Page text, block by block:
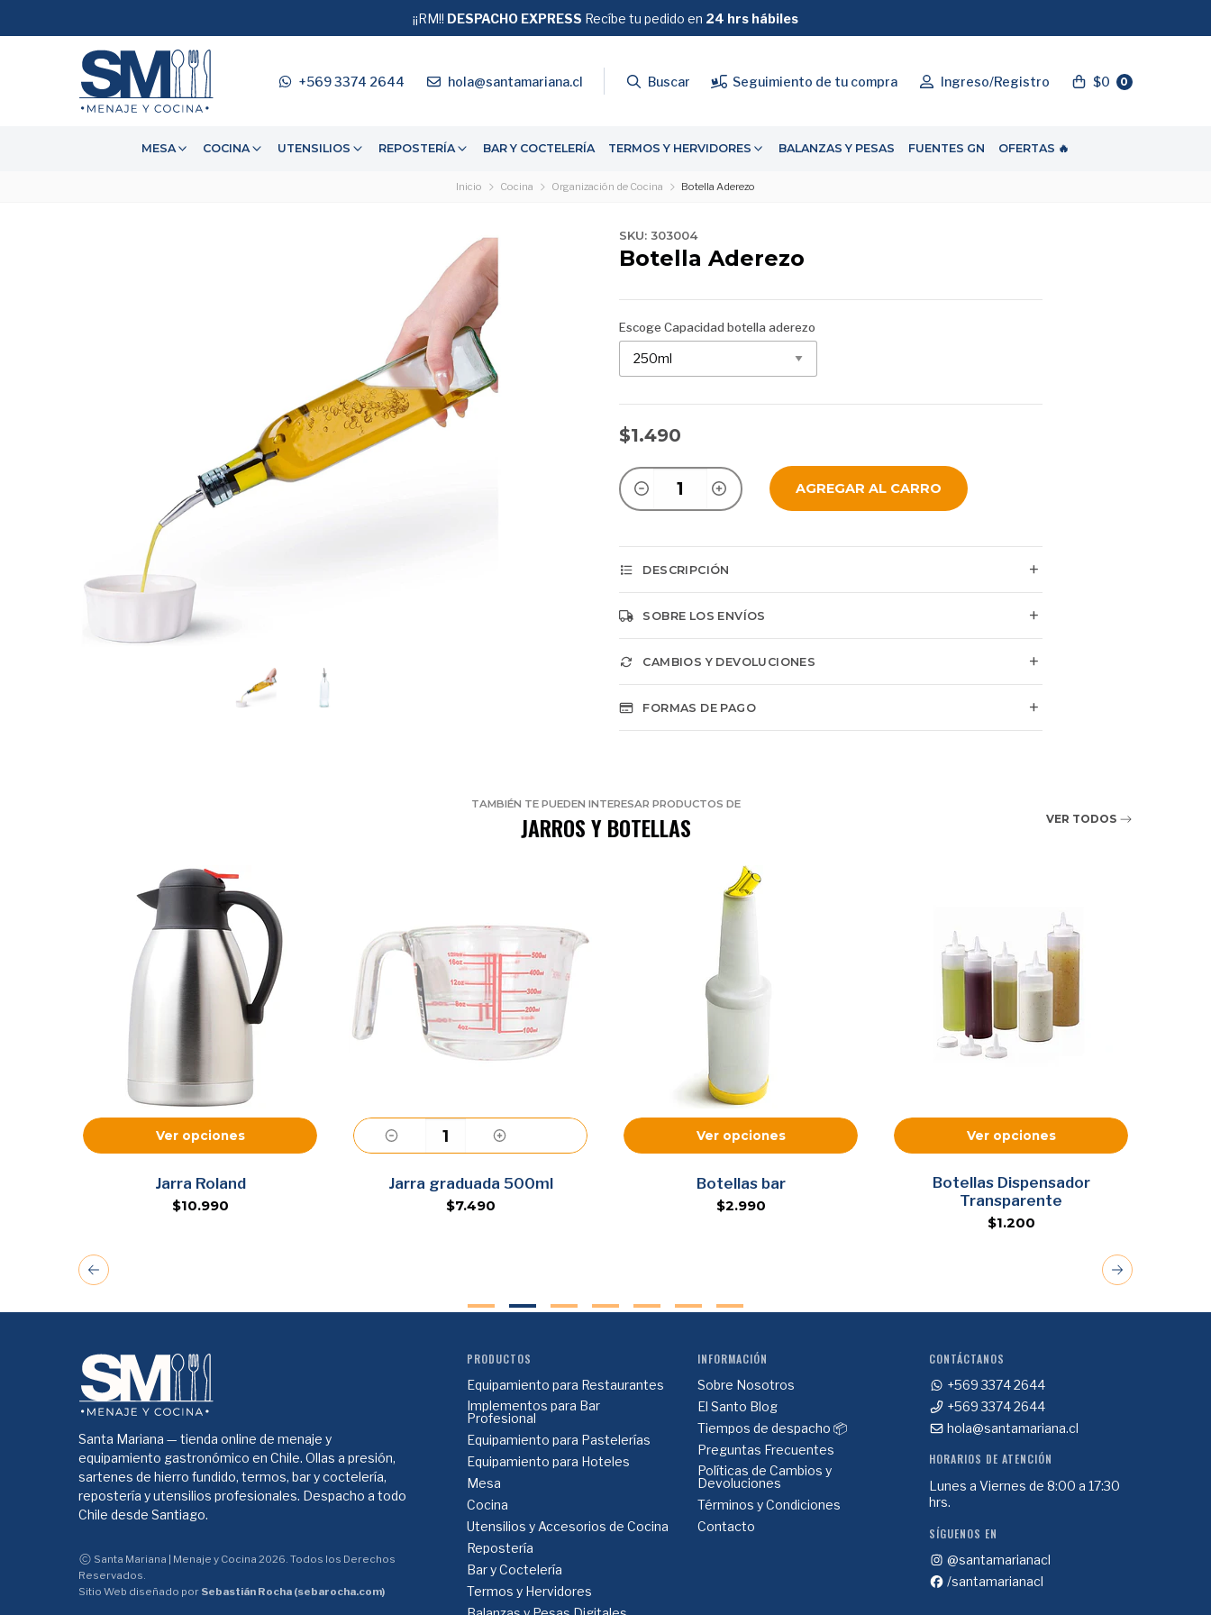
+569 3374 2644 hola@santamariana.cl Buscar Seguimiento de tu compra Ingreso/Registro $0 0
MESA COCINA UTENSILIOS REPOSTERÍA BAR Y COCTELERÍA TERMOS Y HERVIDORES BALANZAS Y PESAS FUENTES GN OFERTAS 🔥
GRATIS SOBRE $39.990
¡¡RM!! DESPACHO EXPRESS Recíbe tu pedido en 24 hrs hábiles
Inicio Cocina Organización de Cocina Botella Aderezo
SKU: 303004
Botella Aderezo
Escoge Capacidad botella aderezo
$1.490
AGREGAR AL CARRO
DESCRIPCIÓN
SOBRE LOS ENVÍOS
CAMBIOS Y DEVOLUCIONES
FORMAS DE PAGO
TAMBIÉN TE PUEDEN INTERESAR PRODUCTOS DE
JARROS Y BOTELLAS VER TODOS
Ver opciones
Jarra Roland
$10.990
Agregar
Jarra graduada 500ml
$7.490
Ver opciones
Botellas bar
$2.990
Ver opciones
Botellas Dispensador
Transparente
$1.200
Santa Mariana — tienda online de menaje y
equipamiento gastronómico en Chile. Ollas a presión,
sartenes de hierro fundido, termos, bar y coctelería,
repostería y utensilios profesionales. Despacho a todo
Chile desde Santiago.
Santa Mariana | Menaje y Cocina 2026. Todos los Derechos
Reservados.
Sitio Web diseñado por Sebastián Rocha (sebarocha.com)
PRODUCTOS
Equipamiento para Restaurantes
Implementos para Bar
Profesional
Equipamiento para Pastelerías
Equipamiento para Hoteles
Mesa
Cocina
Utensilios y Accesorios de Cocina
Repostería
Bar y Coctelería
Termos y Hervidores
INFORMACIÓN
Sobre Nosotros
El Santo Blog
Tiempos de despacho 📦
Preguntas Frecuentes
Políticas de Cambios y
Devoluciones
Términos y Condiciones
Contacto
CONTÁCTANOS
+569 3374 2644
+569 3374 2644
hola@santamariana.cl
HORARIOS DE ATENCIÓN
Lunes a Viernes de 8:00 a 17:30
hrs.
SÍGUENOS EN
@santamarianacl
/santamarianacl